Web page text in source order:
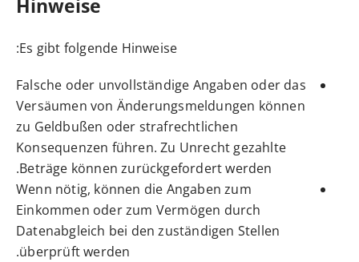
Hinweise
Es gibt folgende Hinweise:
Falsche oder unvollständige Angaben oder das
Versäumen von Änderungsmeldungen können
zu Geldbußen oder strafrechtlichen
Konsequenzen führen. Zu Unrecht gezahlte
Beträge können zurückgefordert werden.
Wenn nötig, können die Angaben zum
Einkommen oder zum Vermögen durch
Datenabgleich bei den zuständigen Stellen
überprüft werden.